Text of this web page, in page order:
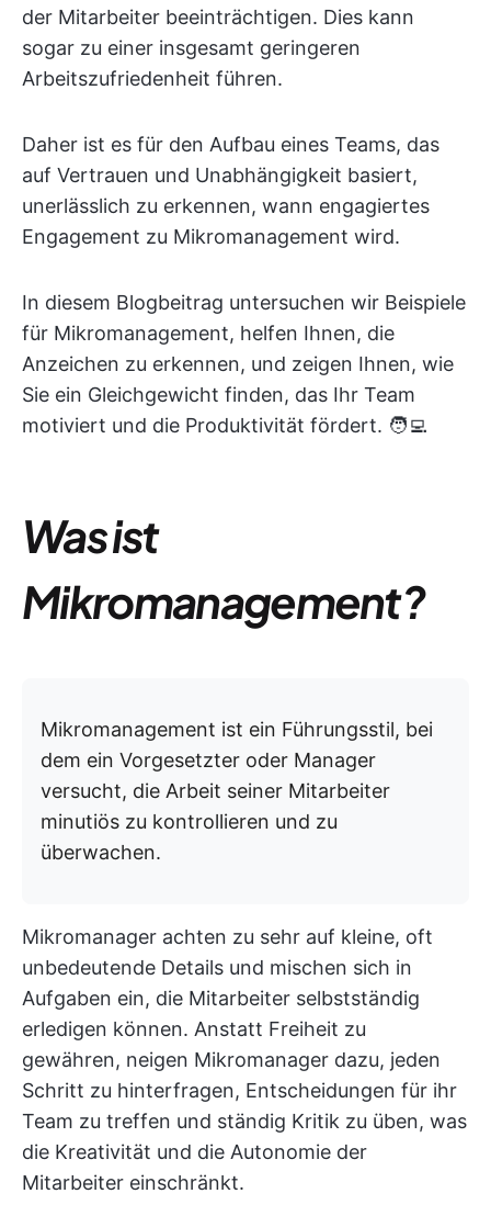
der Mitarbeiter beeinträchtigen. Dies kann
sogar zu einer insgesamt geringeren
Arbeitszufriedenheit führen.
Daher ist es für den Aufbau eines Teams, das
auf Vertrauen und Unabhängigkeit basiert,
unerlässlich zu erkennen, wann engagiertes
Engagement zu Mikromanagement wird.
In diesem Blogbeitrag untersuchen wir Beispiele
für Mikromanagement, helfen Ihnen, die
Anzeichen zu erkennen, und zeigen Ihnen, wie
Sie ein Gleichgewicht finden, das Ihr Team
motiviert und die Produktivität fördert. 🧑‍💻
Was ist
Mikromanagement?
Mikromanagement ist ein Führungsstil, bei
dem ein Vorgesetzter oder Manager
versucht, die Arbeit seiner Mitarbeiter
minutiös zu kontrollieren und zu
überwachen.
Mikromanager achten zu sehr auf kleine, oft
unbedeutende Details und mischen sich in
Aufgaben ein, die Mitarbeiter selbstständig
erledigen können. Anstatt Freiheit zu
gewähren, neigen Mikromanager dazu, jeden
Schritt zu hinterfragen, Entscheidungen für ihr
Team zu treffen und ständig Kritik zu üben, was
die Kreativität und die Autonomie der
Mitarbeiter einschränkt.